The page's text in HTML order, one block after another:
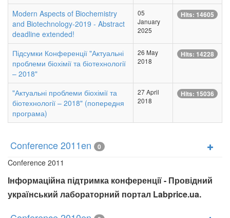
Modern Aspects of Biochemistry
and Biotechnology-2019 - Abstract
deadline extended!
05
January
2025
Hits: 14605
Підсумки Конференції "Актуальні
проблеми біохімії та біотехнології
– 2018"
26 May
2018
Hits: 14228
"Актуальні проблеми біохімії та
біотехнології – 2018" (попередня
програма)
27 April
2018
Hits: 15036
Conference 2011en 0
Conference 2011
Інформаційна підтримка конференції - Провідний
український лабораторний портал Labprice.ua.